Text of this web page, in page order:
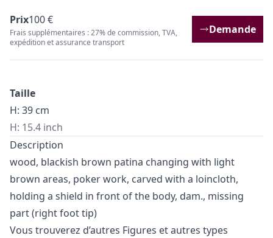
Prix100 €
Frais supplémentaires : 27% de commission, TVA,
expédition et assurance transport
Demande
Taille
H: 39 cm
H: 15.4 inch
Description
wood, blackish brown patina changing with light
brown areas, poker work, carved with a loincloth,
holding a shield in front of the body, dam., missing
part (right foot tip)
Vous trouverez d’autres Figures etautres types